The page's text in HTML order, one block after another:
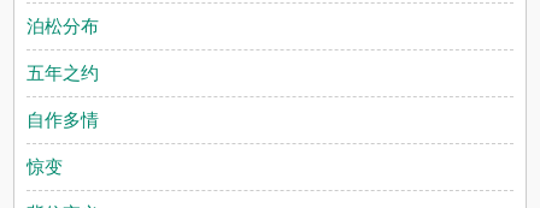
泊松分布
五年之约
自作多情
惊变